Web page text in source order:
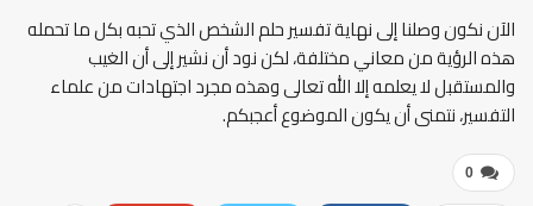
الآن نكون وصلنا إلى نهاية تفسير حلم الشخص الذي تحبه بكل ما تحمله
هذه الرؤية من معاني مختلفة، لكن نود أن نشير إلى أن الغيب
والمستقبل لا يعلمه إلا الله تعالى وهذه مجرد اجتهادات من علماء
التفسير، نتمنى أن يكون الموضوع أعجبكم.
0